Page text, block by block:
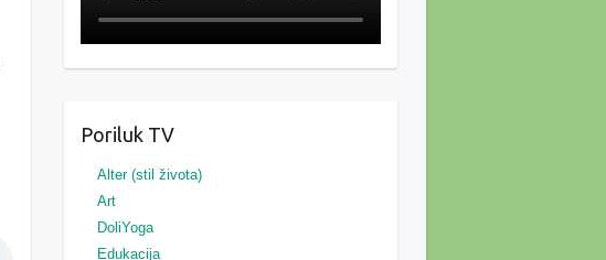
Poriluk TV
Alter (stil života)
Art
DoliYoga
Edukacija